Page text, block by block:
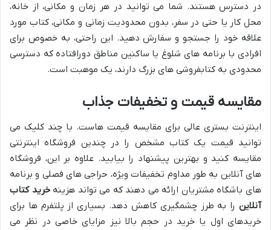
در دسترس هستند. شما می توانید در هر زمان و مکانی، از خانه،
محل کار یا حتی در سفر، بدون محدودیت زمانی و مکانی، کتاب مورد
علاقه خود را جستجو و سفارش دهید. این راحتی، به خصوص برای
افرادی با برنامه های شلوغ یا ساکنین مناطق دورافتاده که دسترسی
محدودی به کتابفروشی های بزرگ دارند، یک موهبت است.
مقایسه قیمت و تخفیفات جذاب
اینترنت بستری عالی برای مقایسه قیمت هاست. با چند کلیک می
توانید قیمت یک کتاب مشخص را در چندین فروشگاه اینترنتی
مقایسه کنید و بهترین پیشنهاد را بیابید. علاوه بر این، فروشگاه
های آنلاین به طور مداوم تخفیفات ویژه، حراجی های فصلی و برنامه
های باشگاه مشتریان ارائه می دهند که می تواند هزینهخرید کتاب
آنلاین را به طرز چشمگیری کاهش دهد. بسیاری از پلتفرم ها برای
خریدهای اول یا خرید در حجم بالا نیز مزایای خاصی در نظر می